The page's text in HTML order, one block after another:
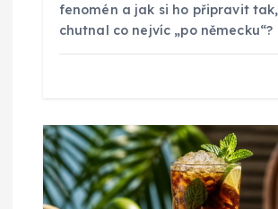
fenomén a jak si ho připravit
chutnal co nejvíc „po německu“?